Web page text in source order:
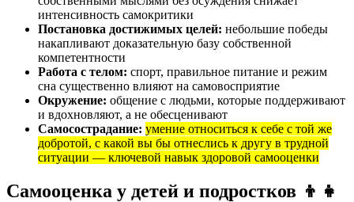
интенсивность самокритики
Постановка достижимых целей: небольшие победы
накапливают доказательную базу собственной
компетентности
Работа с телом: спорт, правильное питание и режим
сна существенно влияют на самовосприятие
Окружение: общение с людьми, которые поддерживают
и вдохновляют, а не обесценивают
Самосострадание: умение относиться к себе с той же
добротой, с какой вы бы отнеслись к другу в трудной
ситуации — ключевой навык здоровой самооценки
Самооценка у детей и подростков 👦👧